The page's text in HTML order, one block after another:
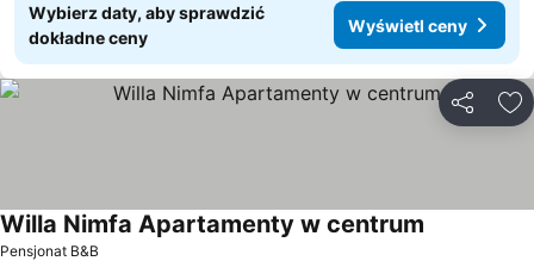
Wybierz daty, aby sprawdzić
dokładne ceny
Wyświetl ceny
Pensjonat B&B
Willa Nimfa Apartamenty w centrum